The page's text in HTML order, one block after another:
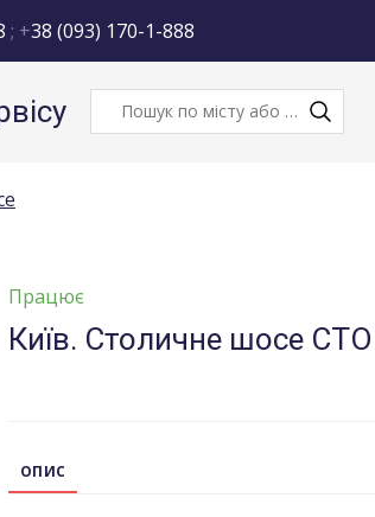
; +38 (093) 170-1-888
Працює
Київ. Столичне шосе СТО
ОПИС